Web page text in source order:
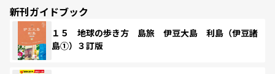
新刊ガイドブック
１５ 地球の歩き方 島旅 伊豆大島 利島（伊豆諸
島①）３訂版